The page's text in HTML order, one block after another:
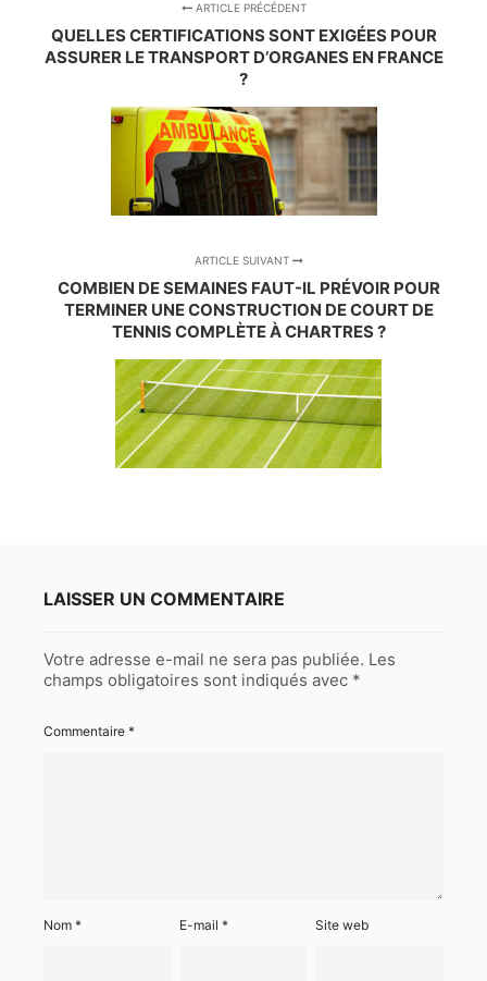
ARTICLE PRÉCÉDENT
QUELLES CERTIFICATIONS SONT EXIGÉES POUR
ASSURER LE TRANSPORT D’ORGANES EN FRANCE
?
ARTICLE SUIVANT
COMBIEN DE SEMAINES FAUT-IL PRÉVOIR POUR
TERMINER UNE CONSTRUCTION DE COURT DE
TENNIS COMPLÈTE À CHARTRES ?
LAISSER UN COMMENTAIRE
Votre adresse e-mail ne sera pas publiée. Les
champs obligatoires sont indiqués avec *
Commentaire *
Nom * E-mail* Site web